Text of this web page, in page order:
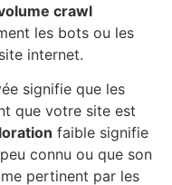
crawl
les bots ou les
internet.
signifie que les
que votre site est
faible signifie
connu ou que son
pertinent par les